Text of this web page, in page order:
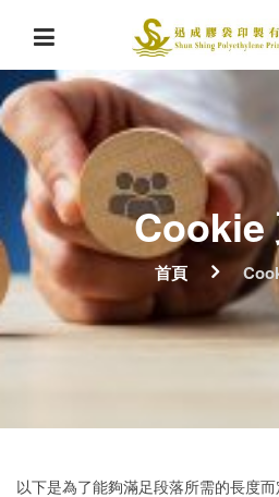
Cookie
首頁
以下是為了能夠滿足段落所需的長度